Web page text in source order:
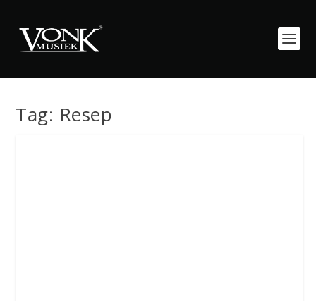
Tag: Resep